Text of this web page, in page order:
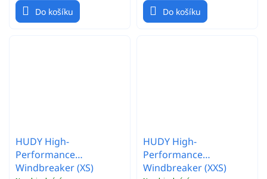
Do košíku Do košíku
HUDY High-
Performance
Windbreaker (XS)
HUDY High-
Performance
Windbreaker (XXS)